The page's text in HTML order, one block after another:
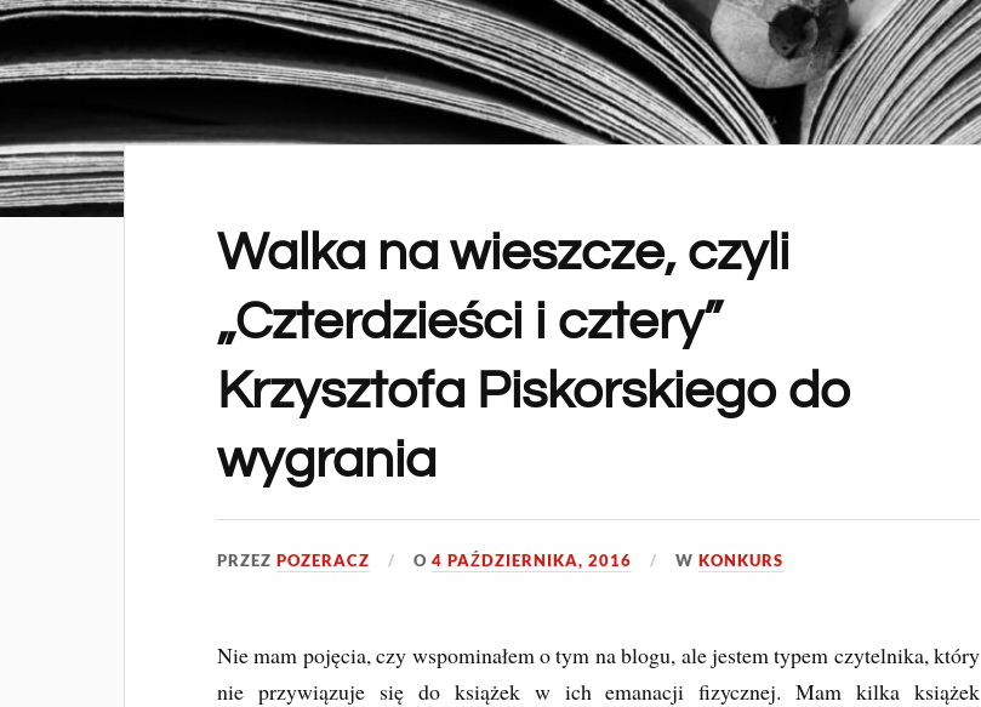
Walka na wieszcze, czyli
„Czterdzieści i cztery”
Krzysztofa Piskorskiego do
wygrania
PRZEZPOZERACZ O4 PAŹDZIERNIKA, 2016 WKONKURS
Nie mam pojęcia, czy wspominałem o tym na blogu, ale jestem typem czytelnika, który
nie przywiązuje się do książek w ich emanacji fizycznej. Mam kilka książek